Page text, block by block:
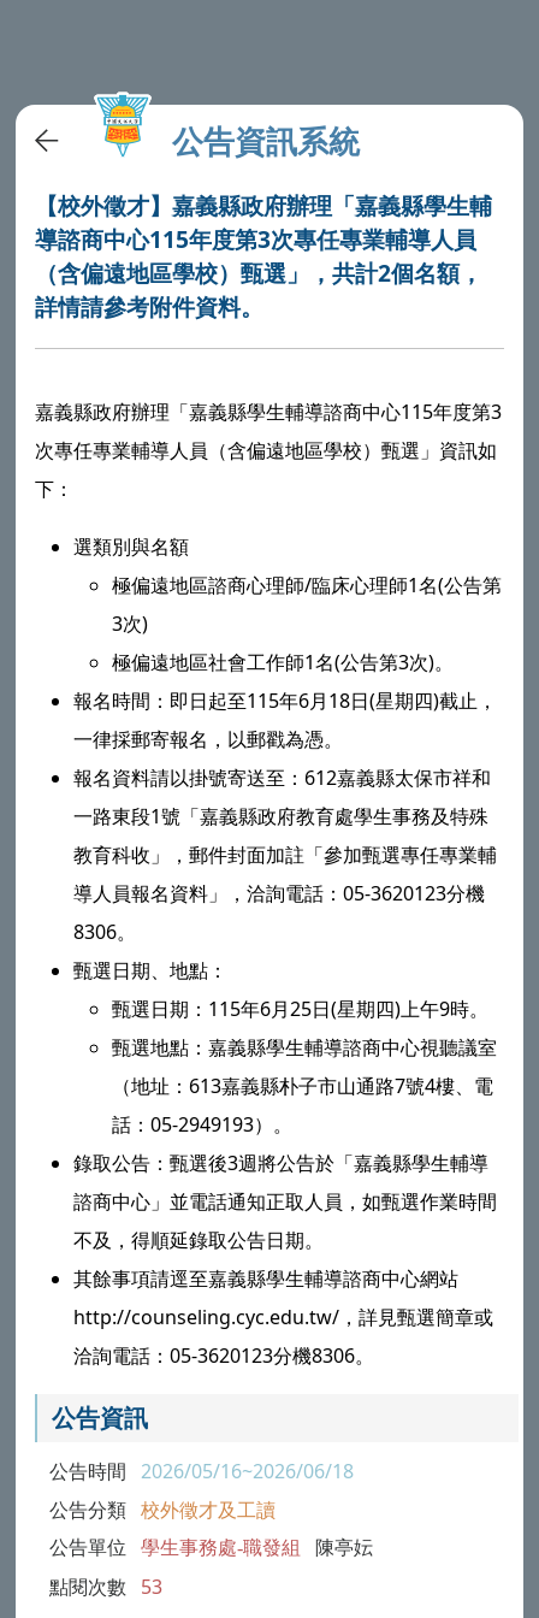
公告資訊系統
【校外徵才】嘉義縣政府辦理「嘉義縣學生輔
導諮商中心115年度第3次專任專業輔導人員
（含偏遠地區學校）甄選」，共計2個名額，
詳情請參考附件資料。
嘉義縣政府辦理「嘉義縣學生輔導諮商中心115年度第3
次專任專業輔導人員（含偏遠地區學校）甄選」資訊如
下：
選類別與名額
極偏遠地區諮商心理師/臨床心理師1名(公告第
3次)
極偏遠地區社會工作師1名(公告第3次)。
報名時間：即日起至115年6月18日(星期四)截止，
一律採郵寄報名，以郵戳為憑。
報名資料請以掛號寄送至：612嘉義縣太保市祥和
一路東段1號「嘉義縣政府教育處學生事務及特殊
教育科收」，郵件封面加註「參加甄選專任專業輔
導人員報名資料」，洽詢電話：05-3620123分機
8306。
甄選日期、地點：
甄選日期：115年6月25日(星期四)上午9時。
甄選地點：嘉義縣學生輔導諮商中心視聽議室
（地址：613嘉義縣朴子市山通路7號4樓、電
話：05-2949193）。
錄取公告：甄選後3週將公告於「嘉義縣學生輔導
諮商中心」並電話通知正取人員，如甄選作業時間
不及，得順延錄取公告日期。
其餘事項請逕至嘉義縣學生輔導諮商中心網站
http://counseling.cyc.edu.tw/，詳見甄選簡章或
洽詢電話：05-3620123分機8306。
公告資訊
公告時間 2026/05/16~2026/06/18
公告分類 校外徵才及工讀
公告單位 學生事務處-職發組 陳亭妘
點閱次數 53